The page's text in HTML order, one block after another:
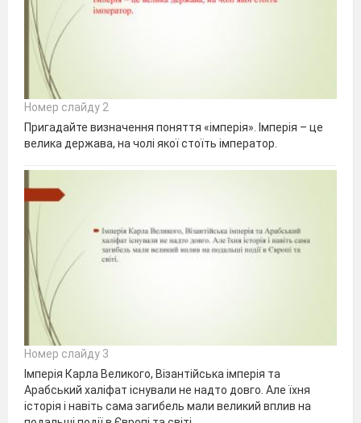
Номер слайду 2
Пригадайте визначення поняття «імперія». Імперія – це
велика держава, на чолі якої стоїть імператор.
Номер слайду 3
Імперія Карла Великого, Візантійська імперія та
Арабський халіфат існували не надто довго. Але їхня
історія і навіть сама загибель мали великий вплив на